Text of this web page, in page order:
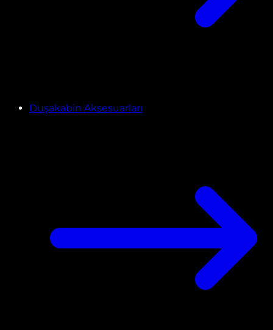
Duşakabin Aksesuarları